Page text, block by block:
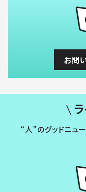
お問
“人”のグッドニュ